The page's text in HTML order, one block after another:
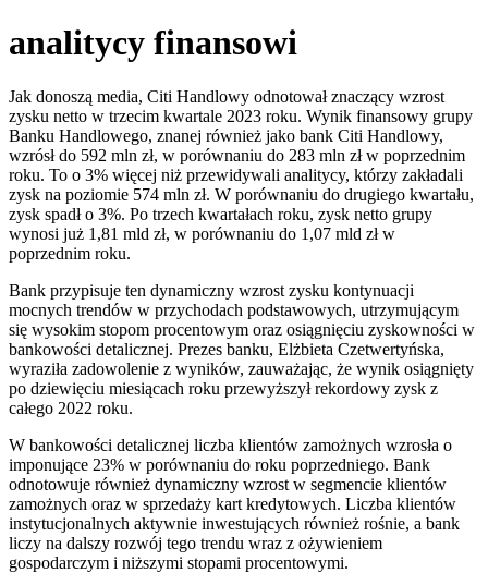
analitycy finansowi
Jak donoszą media, Citi Handlowy odnotował znaczący wzrost
zysku netto w trzecim kwartale 2023 roku. Wynik finansowy grupy
Banku Handlowego, znanej również jako bank Citi Handlowy,
wzrósł do 592 mln zł, w porównaniu do 283 mln zł w poprzednim
roku. To o 3% więcej niż przewidywali analitycy, którzy zakładali
zysk na poziomie 574 mln zł. W porównaniu do drugiego kwartału,
zysk spadł o 3%. Po trzech kwartałach roku, zysk netto grupy
wynosi już 1,81 mld zł, w porównaniu do 1,07 mld zł w
poprzednim roku.
Bank przypisuje ten dynamiczny wzrost zysku kontynuacji
mocnych trendów w przychodach podstawowych, utrzymującym
się wysokim stopom procentowym oraz osiągnięciu zyskowności w
bankowości detalicznej. Prezes banku, Elżbieta Czetwertyńska,
wyraziła zadowolenie z wyników, zauważając, że wynik osiągnięty
po dziewięciu miesiącach roku przewyższył rekordowy zysk z
całego 2022 roku.
W bankowości detalicznej liczba klientów zamożnych wzrosła o
imponujące 23% w porównaniu do roku poprzedniego. Bank
odnotowuje również dynamiczny wzrost w segmencie klientów
zamożnych oraz w sprzedaży kart kredytowych. Liczba klientów
instytucjonalnych aktywnie inwestujących również rośnie, a bank
liczy na dalszy rozwój tego trendu wraz z ożywieniem
gospodarczym i niższymi stopami procentowymi.